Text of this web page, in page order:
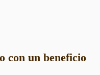
con un beneficio